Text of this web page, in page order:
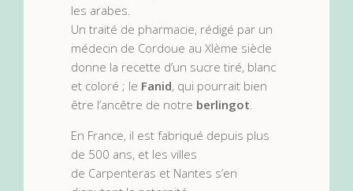
les arabes.
Un traité de pharmacie, rédigé par un
médecin de Cordoue au XIème siècle
donne la recette d’un sucre tiré, blanc
et coloré ; le Fanid, qui pourrait bien
être l’ancêtre de notre berlingot.
En France, il est fabriqué depuis plus
de 500 ans, et les villes
de Carpenteras et Nantes s’en